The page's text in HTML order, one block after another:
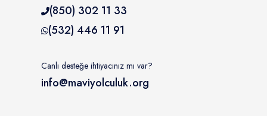
(850) 302 11 33
(532) 446 11 91
Canlı desteğe ihtiyacınız mı var?
info@maviyolculuk.org